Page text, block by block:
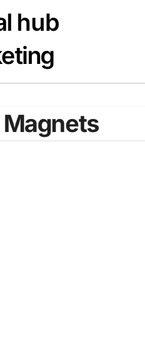
hub
Magnets